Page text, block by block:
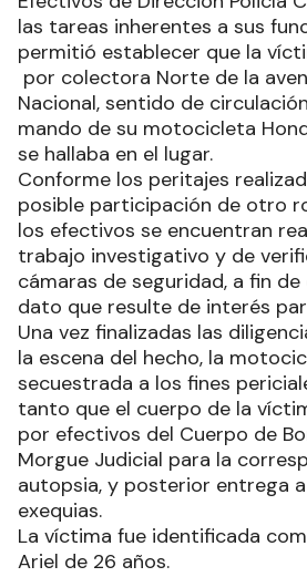
las tareas inherentes a sus
permitió establecer que la
por colectora Norte de la
Nacional, sentido de
mando de su motocicleta
se hallaba en el lugar.
Conforme los peritajes
posible participación de otro
los efectivos se encuentran
trabajo investigativo y de
cámaras de seguridad, a fin
dato que resulte de interés
Una vez finalizadas las
la escena del hecho, la
secuestrada a los fines
tanto que el cuerpo de la
por efectivos del Cuerpo de
Morgue Judicial para la
autopsia, y posterior entrega
exequias.
La víctima fue identificada
Ariel de 26 años.